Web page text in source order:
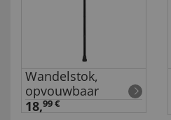
Wandelstok,
opvouwbaar
18,99 €